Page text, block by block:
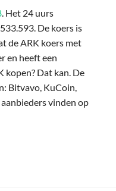
. Het 24 uurs
De koers is
de ARK koers met
en heeft een
kopen? Dat kan. De
Bitvavo, KuCoin,
vinden op